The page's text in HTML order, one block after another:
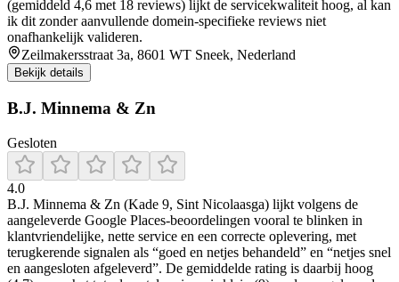
(gemiddeld 4,6 met 18 reviews) lijkt de servicekwaliteit hoog, al kan
ik dit zonder aanvullende domein-specifieke reviews niet
onafhankelijk valideren.
Zeilmakersstraat 3a, 8601 WT Sneek, Nederland
Bekijk details
B.J. Minnema & Zn
Gesloten
4.0
B.J. Minnema & Zn (Kade 9, Sint Nicolaasga) lijkt volgens de
aangeleverde Google Places-beoordelingen vooral te blinken in
klantvriendelijke, nette service en een correcte oplevering, met
terugkerende signalen als “goed en netjes behandeld” en “netjes snel
en aangesloten afgeleverd”. De gemiddelde rating is daarbij hoog